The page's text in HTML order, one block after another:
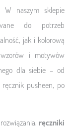
W naszym sklepie
do potrzeb
jak i kolorową
i motywów
dla siebie – od
pusheen, po
ręczniki